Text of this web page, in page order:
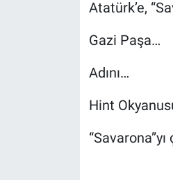
Atatürk’e,
Gazi Paşa…
Adını…
Hint